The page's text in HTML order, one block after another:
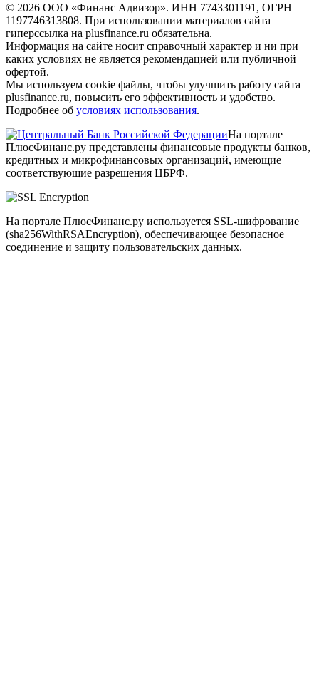
© 2026 ООО «Финанс Адвизор». ИНН 7743301191, ОГРН
1197746313808. При использовании материалов сайта
гиперссылка на plusfinance.ru обязательна.
Информация на сайте носит справочный характер и ни при
каких условиях не является рекомендацией или публичной
офертой.
Мы используем cookie файлы, чтобы улучшить работу сайта
plusfinance.ru, повысить его эффективность и удобство.
Подробнее об условиях использования.
На портале
ПлюсФинанс.ру представлены финансовые продукты банков,
кредитных и микрофинансовых организаций, имеющие
соответствующие разрешения ЦБРФ.
На портале ПлюсФинанс.ру используется SSL-шифрование
(sha256WithRSAEncryption), обеспечивающее безопасное
соединение и защиту пользовательских данных.